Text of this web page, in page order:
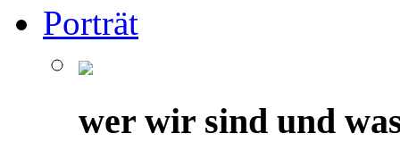
Porträt
wer wir sind und